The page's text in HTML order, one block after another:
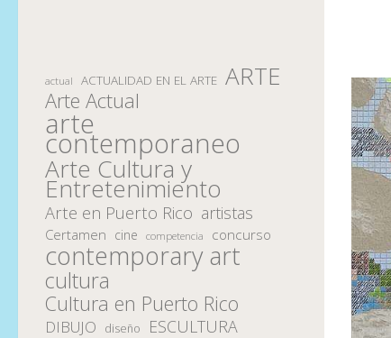
actual ACTUALIDAD EN EL ARTE ARTE
Arte Actual
arte
contemporaneo
Arte Cultura y
Entretenimiento
Arte en Puerto Rico artistas
Certamen cine competencia concurso
contemporary art
cultura
Cultura en Puerto Rico
DIBUJO diseño ESCULTURA